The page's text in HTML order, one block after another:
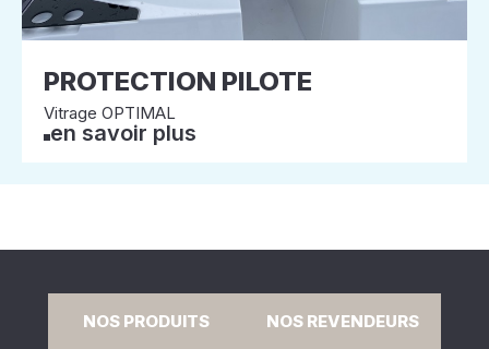
PROTECTION PILOTE
Vitrage OPTIMAL
en savoir plus
NOS PRODUITS NOS REVENDEURS